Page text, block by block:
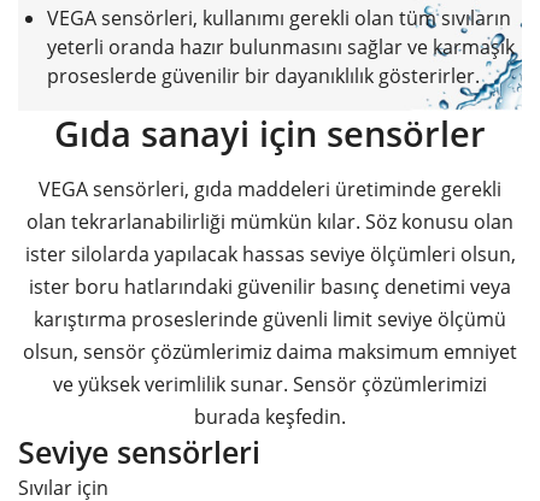
VEGA sensörleri, kullanımı gerekli olan tüm sıvıların
yeterli oranda hazır bulunmasını sağlar ve karmaşık
proseslerde güvenilir bir dayanıklılık gösterirler.
Gıda sanayi için sensörler
VEGA sensörleri, gıda maddeleri üretiminde gerekli
olan tekrarlanabilirliği mümkün kılar. Söz konusu olan
ister silolarda yapılacak hassas seviye ölçümleri olsun,
ister boru hatlarındaki güvenilir basınç denetimi veya
karıştırma proseslerinde güvenli limit seviye ölçümü
olsun, sensör çözümlerimiz daima maksimum emniyet
ve yüksek verimlilik sunar. Sensör çözümlerimizi
burada keşfedin.
Seviye sensörleri
Sıvılar için